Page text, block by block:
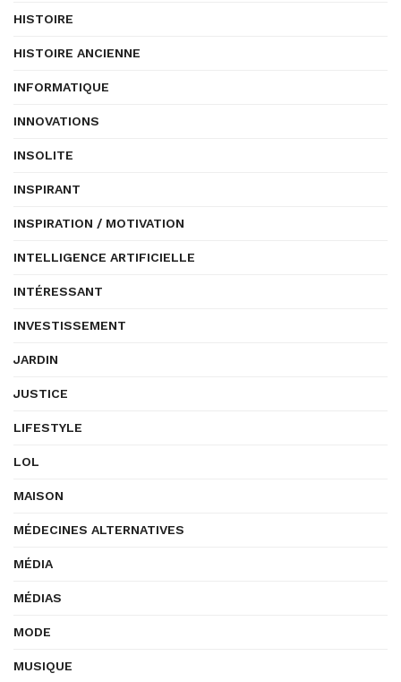
HISTOIRE
HISTOIRE ANCIENNE
INFORMATIQUE
INNOVATIONS
INSOLITE
INSPIRANT
INSPIRATION / MOTIVATION
INTELLIGENCE ARTIFICIELLE
INTÉRESSANT
INVESTISSEMENT
JARDIN
JUSTICE
LIFESTYLE
LOL
MAISON
MÉDECINES ALTERNATIVES
MÉDIA
MÉDIAS
MODE
MUSIQUE